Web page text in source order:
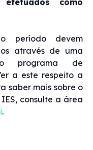
período devem
através de uma
programa de
a este respeito a
saber mais sobre o
consulte a área
.